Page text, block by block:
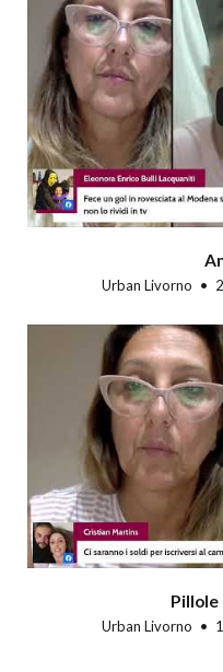
Urban Livorno
Urban Livorno